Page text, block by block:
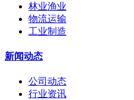
林业渔业
物流运输
工业制造
新闻动态
公司动态
行业资讯